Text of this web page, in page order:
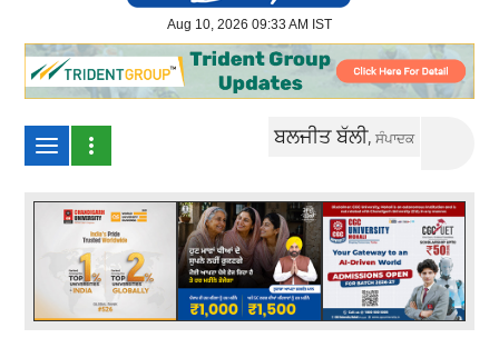
Aug 10, 2026 09:33 AM IST
ਬਲਜੀਤ ਬੱਲੀ,ਸੰਪਾਦਕ